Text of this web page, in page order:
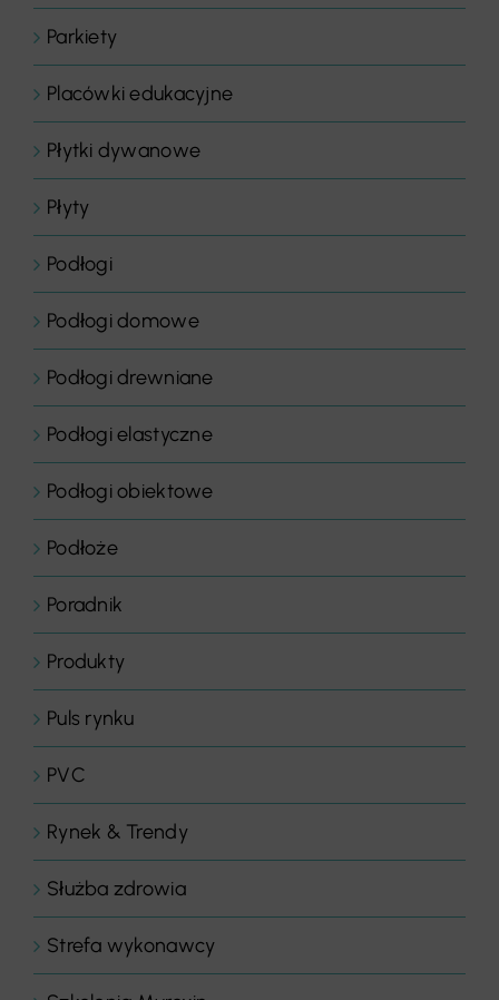
Parkiety
Placówki edukacyjne
Płytki dywanowe
Płyty
Podłogi
Podłogi domowe
Podłogi drewniane
Podłogi elastyczne
Podłogi obiektowe
Podłoże
Poradnik
Produkty
Puls rynku
PVC
Rynek & Trendy
Służba zdrowia
Strefa wykonawcy